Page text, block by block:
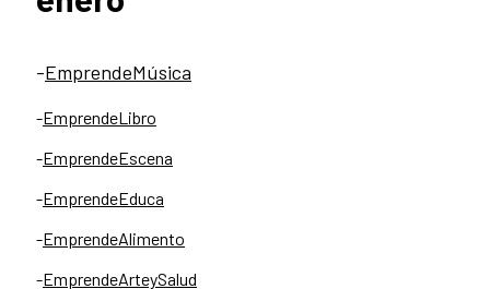
-EmprendeMúsica
-EmprendeLibro
-EmprendeEscena
-EmprendeEduca
-EmprendeAlimento
-EmprendeArteySalud